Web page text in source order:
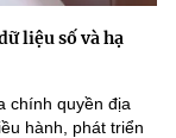
liệu số và hạ
chính quyền địa
hành, phát triển